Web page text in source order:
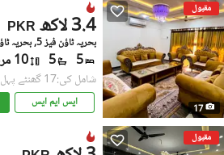
مقبول
17
PKR 3.4 لاکھ
بحریہ ٹاؤن فیز 5, بحریہ ٹاؤن راولپنڈی
5
5 10 مرلہ
شامل کی:17 گھنٹے پہل
ایس ایم ایس
مقبول